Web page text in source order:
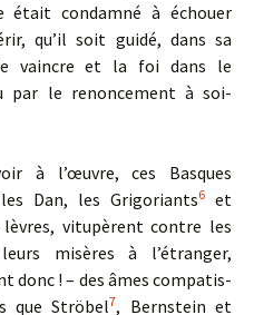
était condamné à échouer
qu’il soit guidé, dans sa
vaincre et la foi dans le
par le renoncement à soi-
à l’œuvre, ces Basques
Dan, les Grigoriants6 et
lèvres, vitupèrent contre les
misères à l’étranger,
donc ! – des âmes compa­tis­
que Ströbel7, Bernstein et